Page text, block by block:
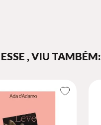
, VIU TAMBÉM: